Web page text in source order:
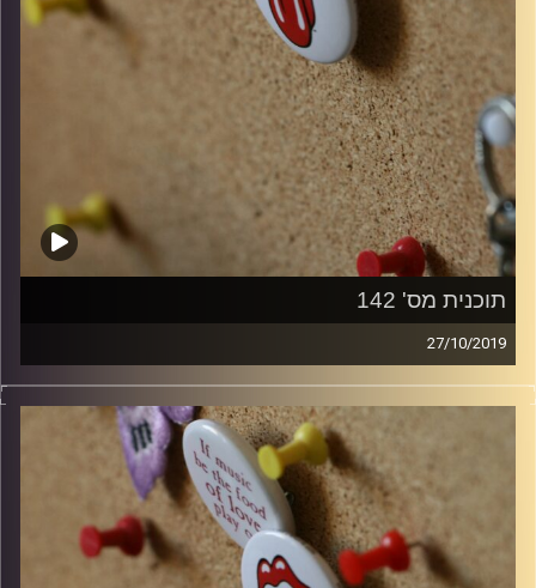
תוכנית מס' 142
27/10/2019
קלאסיקות רוק עם אורן הוף.
włodi